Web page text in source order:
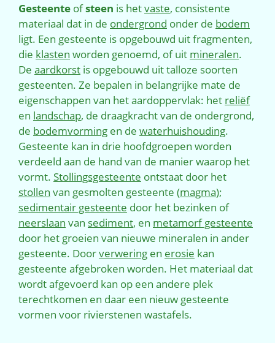
Gesteente ofsteen is hetvaste, consistente
materiaal dat in de ondergrond onder de bodem
ligt. Een gesteente is opgebouwd uit fragmenten,
die klasten worden genoemd, of uit mineralen.
De aardkorst is opgebouwd uit talloze soorten
gesteenten. Ze bepalen in belangrijke mate de
eigenschappen van het aardoppervlak: het reliëf
en landschap, de draagkracht van de ondergrond,
de bodemvorming en de waterhuishouding.
Gesteente kan in drie hoofdgroepen worden
verdeeld aan de hand van de manier waarop het
vormt. Stollingsgesteente ontstaat door het
stollen van gesmolten gesteente (magma);
sedimentair gesteente door het bezinken of
neerslaan van sediment, en metamorf gesteente
door het groeien van nieuwe mineralen in ander
gesteente. Doorverwering en erosie kan
gesteente afgebroken worden. Het materiaal dat
wordt afgevoerd kan op een andere plek
terechtkomen en daar een nieuw gesteente
vormen voor rivierstenen wastafels.